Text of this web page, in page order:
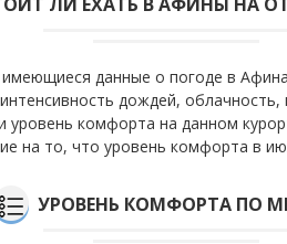
данные о погоде в
дождей,
уровень комфорта на данном
на то, что уровень комфорта в
УРОВЕНЬ КОМФОРТА ПО